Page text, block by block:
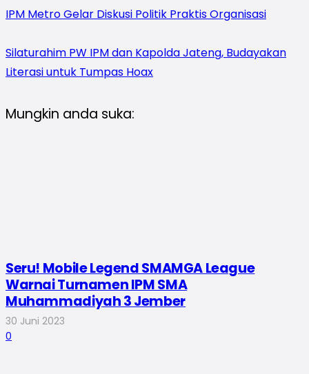
IPM Metro Gelar Diskusi Politik Praktis Organisasi
Silaturahim PW IPM dan Kapolda Jateng, Budayakan
Literasi untuk Tumpas Hoax
Mungkin anda suka:
Seru! Mobile Legend SMAMGA League
Warnai Turnamen IPM SMA
Muhammadiyah 3 Jember
30 Juni 2023
0